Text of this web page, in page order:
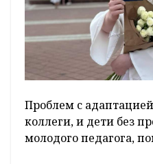
Проблем с
коллеги, и дети без
молодого педагога,